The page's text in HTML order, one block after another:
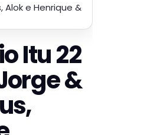
Alok e Henrique &
Itu 22
&